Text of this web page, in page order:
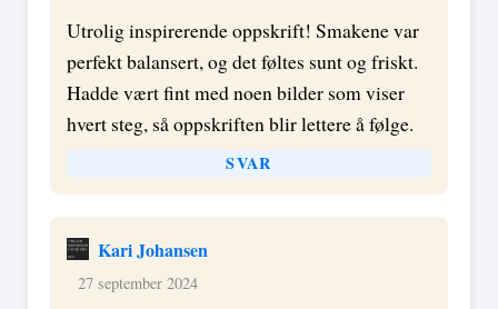
Utrolig inspirerende oppskrift! Smakene var
perfekt balansert, og det føltes sunt og friskt.
Hadde vært fint med noen bilder som viser
hvert steg, så oppskriften blir lettere å følge.
SVAR
Kari Johansen
27 september 2024